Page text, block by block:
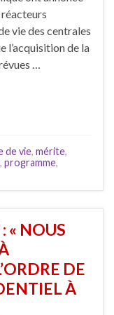
vie des centrales
l’acquisition de la
…
de vie, mérite,
, programme,
« NOUS
DE
À